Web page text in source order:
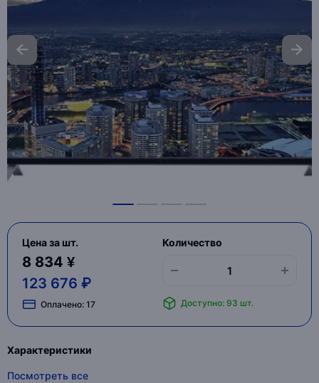
Цена за шт.
8 834 ¥
123 676 ₽
Оплачено: 17
Количество
Доступно: 93 шт.
Характеристики
Посмотреть все